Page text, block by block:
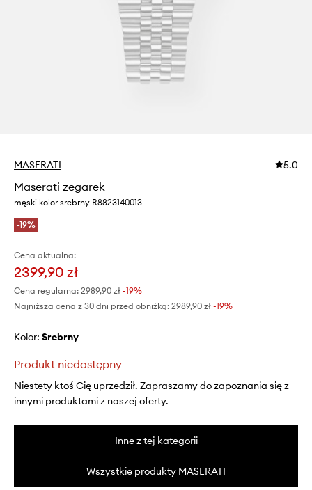
MASERATI 5.0
Maserati zegarek
męski kolor srebrny R8823140013
-19%
Cena aktualna:
2399,90 zł
Cena regularna: 2989,90 zł -19%
Najniższa cena z 30 dni przed obniżką: 2989,90 zł -19%
Kolor: srebrny
Produkt niedostępny
Niestety ktoś Cię uprzedził. Zapraszamy do zapoznania się z
innymi produktami z naszej oferty.
Inne z tej kategorii
Wszystkie produkty MASERATI